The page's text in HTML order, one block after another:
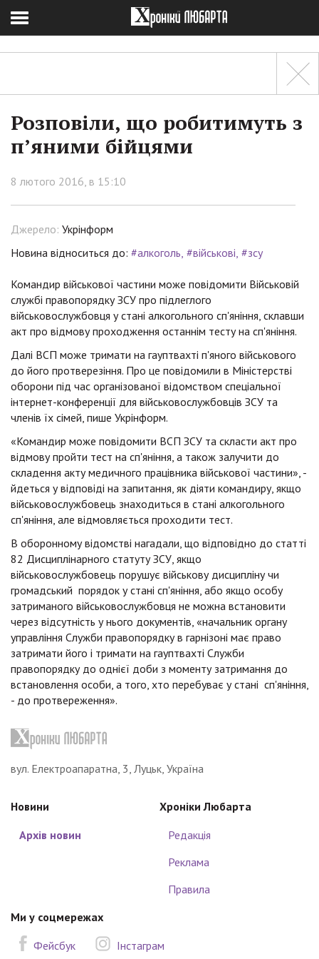
Розповіли, що робитимуть з
п’яними бійцями
8 лютого 2016, в 15:10
Джерело: Укрінформ
Новина відноситься до: #алкоголь #військові #зсу
Командир військової частини може повідомити Військовій
службі правопорядку ЗСУ про підлеглого
військовослужбовця у стані алкогольного сп'яніння, склавши
акт про відмову проходження останнім тесту на сп'яніння.
Далі ВСП може тримати на гауптвахті п'яного військового
до його протверезіння. Про це повідомили в Міністерстві
оборони під час організованої відомством спеціальної
інтернет-конференції для військовослужбовців ЗСУ та
членів їх сімей, пише Укрінформ.
«Командир може повідомити ВСП ЗСУ та скласти акт про
відмову пройти тест на сп'яніння, а також залучити до
складення акту медичного працівника військової частини», -
йдеться у відповіді на запитання, як діяти командиру, якщо
військовослужбовець знаходиться в стані алкогольного
сп'яніння, але відмовляється проходити тест.
В оборонному відомстві нагадали, що відповідно до статті
82 Дисциплінарного статуту ЗСУ, якщо
військовослужбовець порушує військову дисципліну чи
громадський порядок у стані сп'яніння, або якщо особу
затриманого військовослужбовця не можна встановити
через відсутність у нього документів, «начальник органу
управління Служби правопорядку в гарнізоні має право
затримати його і тримати на гауптвахті Служби
правопорядку до однієї доби з моменту затримання до
встановлення особи, а того, хто перебуває у стані сп'яніння,
- до протвереження».
вул. Електроапаратна, 3, Луцьк, Україна
Новини
Архів новин
Хроніки Любарта
Редакція
Реклама
Правила
Ми у соцмережах
Фейсбук
Інстаграм